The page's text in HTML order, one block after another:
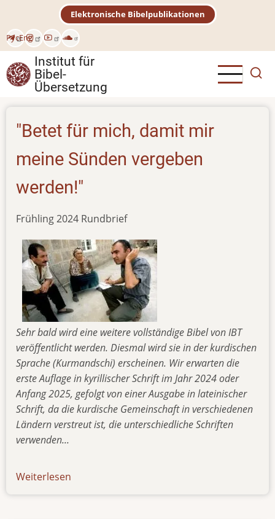
Inhalt
РусEng
Elektronische Bibelpublikationen
Institut für
Bibel-
Übersetzung
"Betet für mich, damit mir
meine Sünden vergeben
werden!"
Frühling 2024 Rundbrief
Sehr bald wird eine weitere vollständige Bibel von IBT
veröffentlicht werden. Diesmal wird sie in der kurdischen
Sprache (Kurmandschi) erscheinen. Wir erwarten die
erste Auflage in kyrillischer Schrift im Jahr 2024 oder
Anfang 2025, gefolgt von einer Ausgabe in lateinischer
Schrift, da die kurdische Gemeinschaft in verschiedenen
Ländern verstreut ist, die unterschiedliche Schriften
verwenden...
Weiterlesen